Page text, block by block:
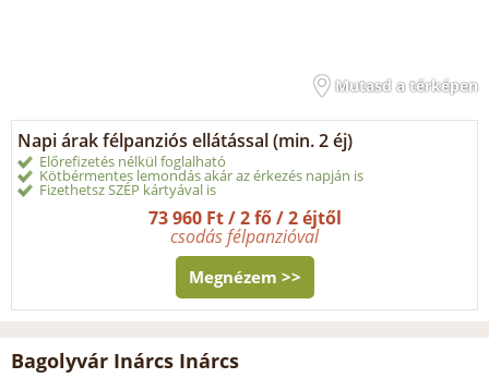
Mutasd a térképen
Napi árak félpanziós ellátással (min. 2 éj)
Előrefizetés nélkül foglalható
Kötbérmentes lemondás akár az érkezés napján is
Fizethetsz SZÉP kártyával is
73 960 Ft / 2 fő / 2 éjtől
csodás félpanzióval
Megnézem >>
Bagolyvár Inárcs Inárcs